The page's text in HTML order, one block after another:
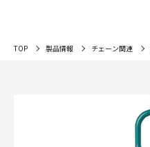
TOP 製品情報 チェーン関連